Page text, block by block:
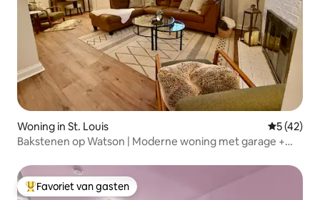
Woning in St. Louis
5 (42)
Bakstenen op Watson | Moderne woning met garage +
Topfavoriet van gasten
Favoriet van gasten